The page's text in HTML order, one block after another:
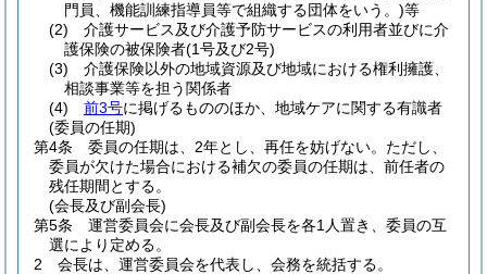
門員、機能訓練指導員等で組織する団体をいう。)等
(2)
介護サービス及び介護予防サービスの利用者並びに介
護保険の被保険者(1号及び2号)
(3)
介護保険以外の地域資源及び地域における権利擁護、
相談事業等を担う関係者
(4)
前3号に掲げるもののほか、地域ケアに関する有識者
(委員の任期)
第4条
委員の任期は、2年とし、再任を妨げない。 ただし、
委員が欠けた場合における補欠の委員の任期は、前任者の
残任期間とする。
(会長及び副会長)
第5条
運営委員会に会長及び副会長を各1人置き、委員の互
選により定める。
2
会長は、運営委員会を代表し、会務を統括する。